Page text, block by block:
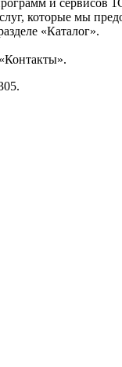
и сервисов
которые мы
«Каталог».